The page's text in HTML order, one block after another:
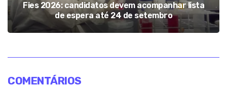
Fies 2026: candidatos devem acompanhar lista
de espera até 24 de setembro
COMENTÁRIOS